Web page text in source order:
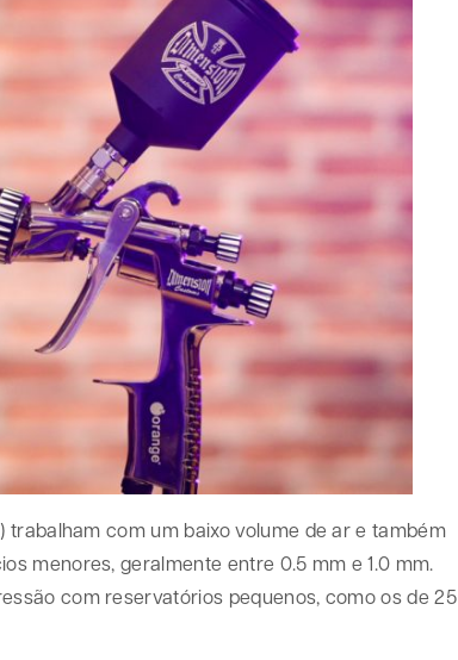
trabalham com um baixo volume de ar e também
menores, geralmente entre 0.5 mm e 1.0 mm.
com reservatórios pequenos, como os de 25